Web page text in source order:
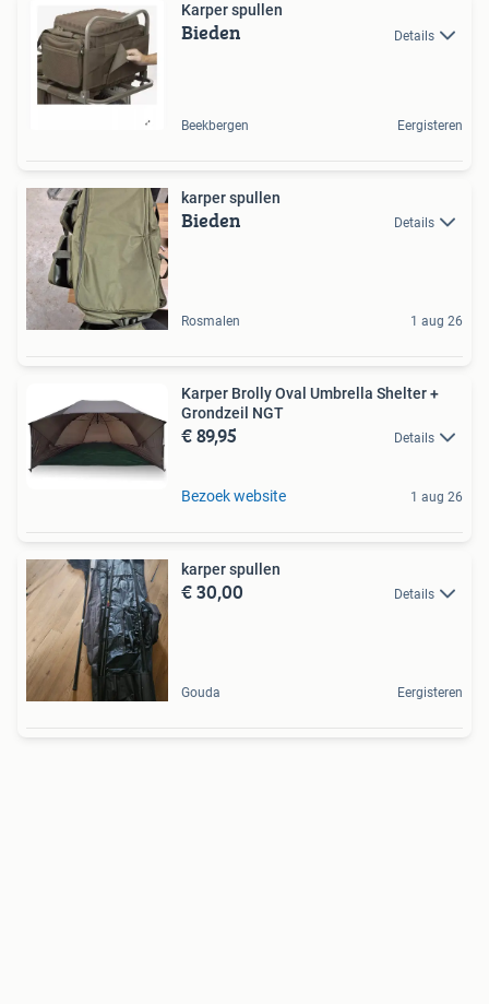
Karper spullen
Bieden Details
Beekbergen Eergisteren
karper spullen
Bieden Details
Rosmalen 1 aug 26
Karper Brolly Oval Umbrella Shelter +
Grondzeil NGT
€ 89,95 Details
Bezoek website 1 aug 26
karper spullen
€ 30,00 Details
Gouda Eergisteren